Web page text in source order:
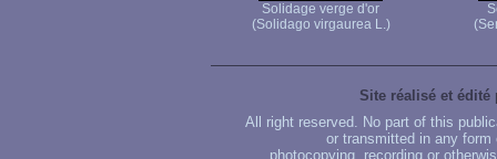
Solidage verge d'or
(Solidago virgaurea L.)
Site réalisé et édité
All right reserved. No part of this
or transmitted in any
photocopying, recording or